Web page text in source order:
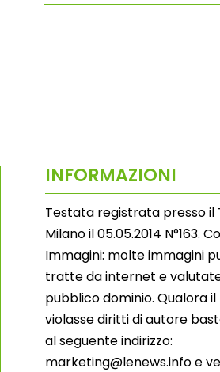
INFORMAZIONI
Testata registrata presso il
Milano il 05.05.2014 N°163.
Immagini: molte immagini
tratte da internet e
pubblico dominio. Qualora
violasse diritti di autore
al seguente indirizzo:
marketing@lenews.info e